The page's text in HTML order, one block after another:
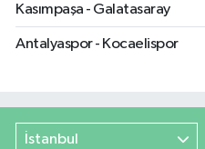
Kasımpaşa - Galatasaray
Antalyaspor - Kocaelispor
İstanbul